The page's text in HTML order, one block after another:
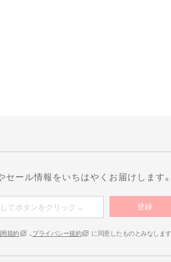
セール情報をいちはやくお届けします
登録
規約 、プライバシー規約 に同意したものとみなします